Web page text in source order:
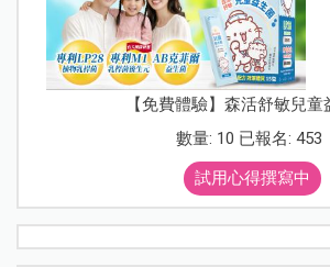
【免費體驗】森活舒敏兒童
數量: 10 已報名: 453
試用心得撰寫中